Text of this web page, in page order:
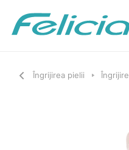
Îngrijirea pielii